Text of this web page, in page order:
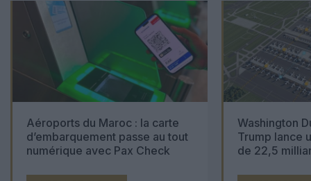
Aéroports du Maroc : la carte
d’embarquement passe au tout
numérique avec Pax Check
Washington
Trump lance
de 22,5